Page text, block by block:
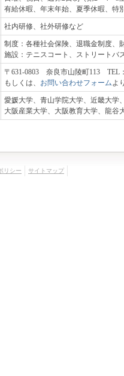
有給休暇、年末年始、夏季休暇、特
社内研修、社外研修など
制度：各種社会保険、退職金制度、
施設：テニスコート、ストリートバ
〒631-0803 奈良市山陵町113 TEL
もしくは、 お問い合わせフォームよ
愛媛大学、青山学院大学、近畿大学
大阪産業大学、大阪教育大学、龍谷
リシー サイトマップ